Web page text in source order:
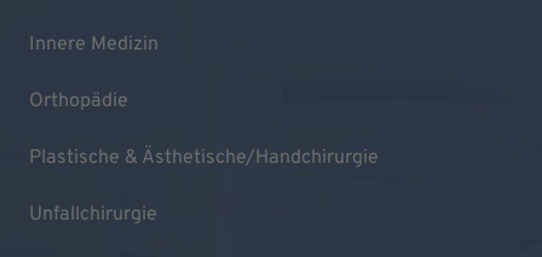
Innere Medizin
Orthopädie
Plastische & Ästhetische/Handchirurgie
Unfallchirurgie